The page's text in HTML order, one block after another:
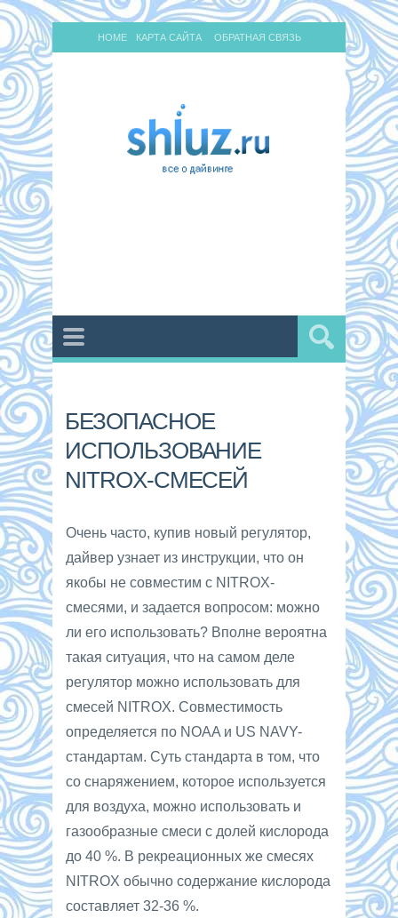
HOME КАРТА САЙТА ОБРАТНАЯ СВЯЗЬ
БЕЗОПАСНОЕ
ИСПОЛЬЗОВАНИЕ
NITROX-СМЕСЕЙ
Очень часто, купив новый регулятор,
дайвер узнает из инструкции, что он
якобы не совместим с NITROX-
смесями, и задается вопросом: можно
ли его использовать? Вполне вероятна
такая ситуация, что на самом деле
регулятор можно использовать для
смесей NITROX. Совместимость
определяется по NOAA и US NAVY-
стандартам. Суть стандарта в том, что
со снаряжением, которое используется
для воздуха, можно использовать и
газообразные смеси с долей кислорода
до 40 %. В рекреационных же смесях
NITROX обычно содержание кислорода
составляет 32-36 %.